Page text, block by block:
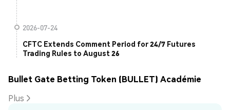
2026-07-24
CFTC Extends Comment Period for 24/7 Futures
Trading Rules to August 26
Bullet Gate Betting Token (BULLET) Académie
Plus